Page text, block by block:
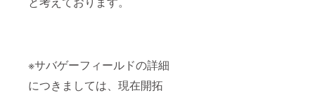
※サバゲーフィールドの詳細
につきましては、現在開拓